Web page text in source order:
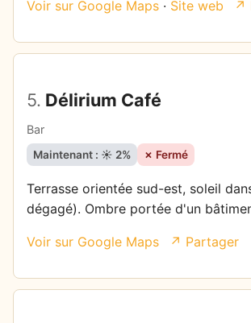
Voir sur Google Maps · Site web ↗
5. Délirium Café
Bar
Maintenant : ☀️ 2% ✗ Fermé
Terrasse orientée sud-est, soleil
dégagé). Ombre portée d'un
Voir sur Google Maps ↗ Partager